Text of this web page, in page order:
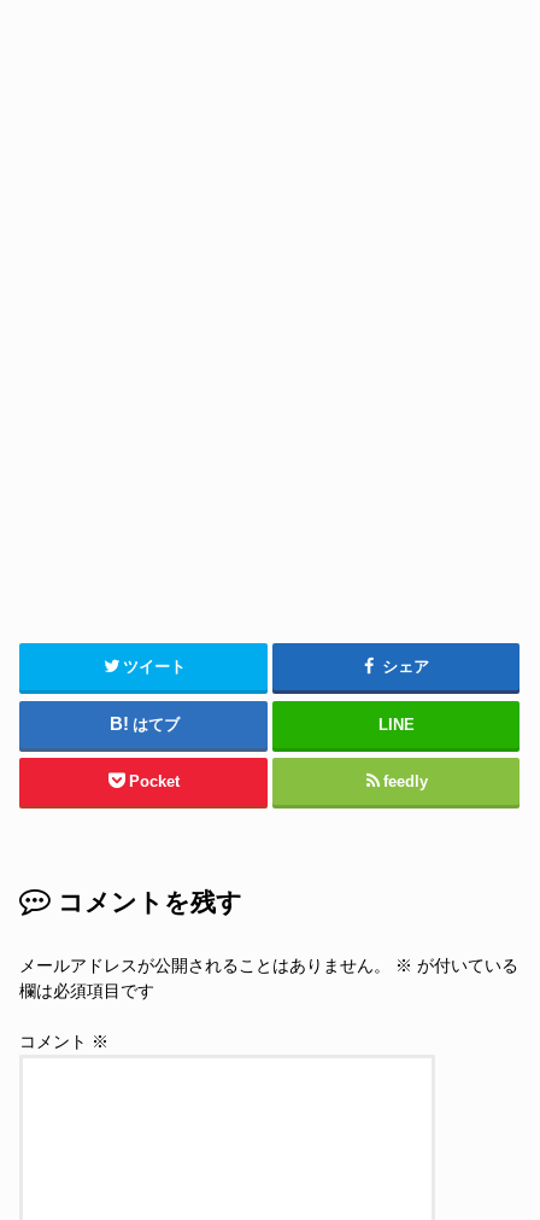
ツイート シェア
はてブ LINE
Pocket feedly
コメントを残す
メールアドレスが公開されることはありません。 ※ が付いている
欄は必須項目です
コメント ※